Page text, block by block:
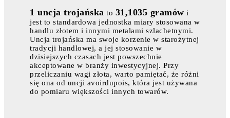
1 uncja trojańska to 31,1035 gramów i
jest to standardowa jednostka miary stosowana w
handlu złotem i innymi metalami szlachetnymi.
Uncja trojańska ma swoje korzenie w starożytnej
tradycji handlowej, a jej stosowanie w
dzisiejszych czasach jest powszechnie
akceptowane w branży inwestycyjnej. Przy
przeliczaniu wagi złota, warto pamiętać, że różni
się ona od uncji avoirdupois, która jest używana
do pomiaru większości innych towarów.